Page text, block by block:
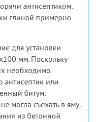
антисептиком.
глиной примерно
для установки
мм. Поскольку
необходимо
антисептик или
битум.
могла съехать в яму.
из бетонной